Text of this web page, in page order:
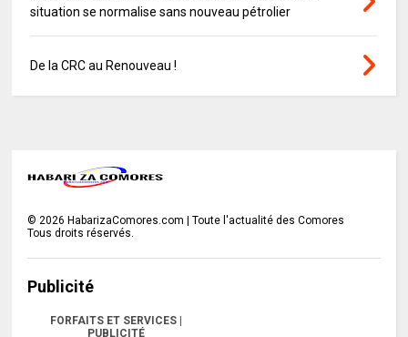
situation se normalise sans nouveau pétrolier
De la CRC au Renouveau !
©2026 HabarizaComores.com | Toute l'actualité des Comores
Tous droits réservés.
Publicité
FORFAITS ET SERVICES |
PUBLICITÉ